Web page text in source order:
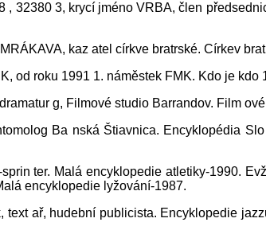
32380 3, krycí jméno VRBA, člen
kaz atel církve bratrské. Církev
od roku 1991 1. náměstek FMK. Kdo je kdo
g, Filmové studio Barrandov. Film
Ba nská Štiavnica. Encyklopédia
ter. Malá encyklopedie atletiky-1990.
encyklopedie lyžování-1987.
ař, hudební publicista. Encyklopedie